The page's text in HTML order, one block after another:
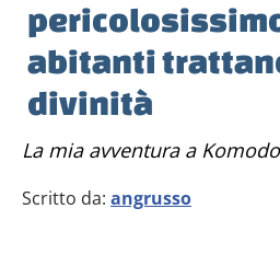
abitanti
divinità
La mia avventura a
Scritto da: angrusso